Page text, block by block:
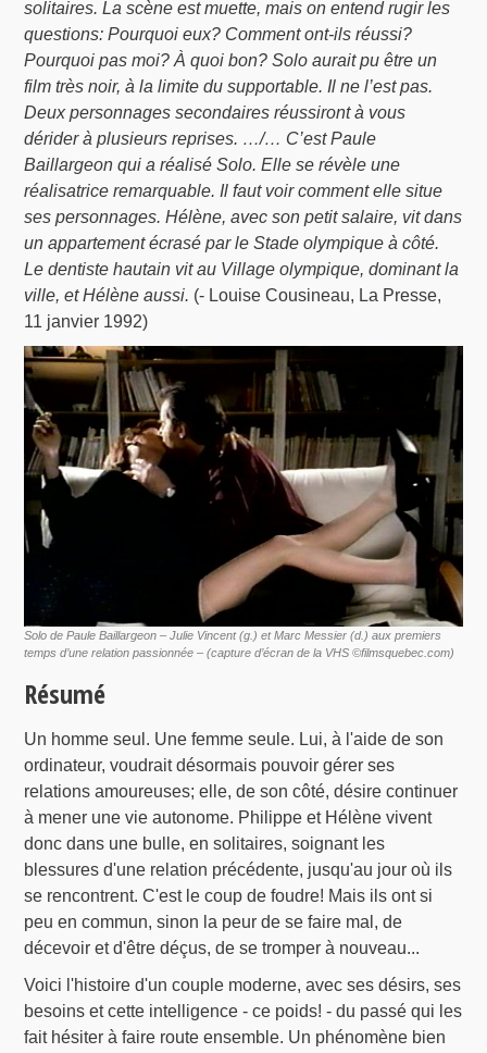
solitaires. La scène est muette, mais on entend rugir les
questions: Pourquoi eux? Comment ont-ils réussi?
Pourquoi pas moi? À quoi bon? Solo aurait pu être un
film très noir, à la limite du supportable. Il ne l’est pas.
Deux personnages secondaires réussiront à vous
dérider à plusieurs reprises. …/… C’est Paule
Baillargeon qui a réalisé Solo. Elle se révèle une
réalisatrice remarquable. Il faut voir comment elle situe
ses personnages. Hélène, avec son petit salaire, vit dans
un appartement écrasé par le Stade olympique à côté.
Le dentiste hautain vit au Village olympique, dominant la
ville, et Hélène aussi. (- Louise Cousineau, La Presse,
11 janvier 1992)
Solo de Paule Baillargeon – Julie Vincent (g.) et Marc Messier (d.) aux premiers
temps d’une relation passionnée – (capture d’écran de la VHS ©filmsquebec.com)
Résumé
Un homme seul. Une femme seule. Lui, à l'aide de son
ordinateur, voudrait désormais pouvoir gérer ses
relations amoureuses; elle, de son côté, désire continuer
à mener une vie autonome. Philippe et Hélène vivent
donc dans une bulle, en solitaires, soignant les
blessures d'une relation précédente, jusqu'au jour où ils
se rencontrent. C'est le coup de foudre! Mais ils ont si
peu en commun, sinon la peur de se faire mal, de
décevoir et d'être déçus, de se tromper à nouveau...
Voici l'histoire d'un couple moderne, avec ses désirs, ses
besoins et cette intelligence - ce poids! - du passé qui les
fait hésiter à faire route ensemble. Un phénomène bien